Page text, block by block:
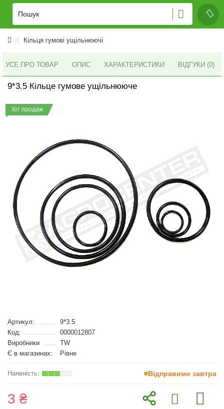
Кільця гумові ущільнюючі
УСЕ ПРО ТОВАР ОПИС ХАРАКТЕРИСТИКИ ВІДГУКИ (0)
9*3.5 Кільце гумове ущільнююче
Хіт продаж
Артикул:
9*3.5
Код:
0000012807
Виробники
TW
Є в магазинах:
Рівне
Відправимо завтра
3 ₴